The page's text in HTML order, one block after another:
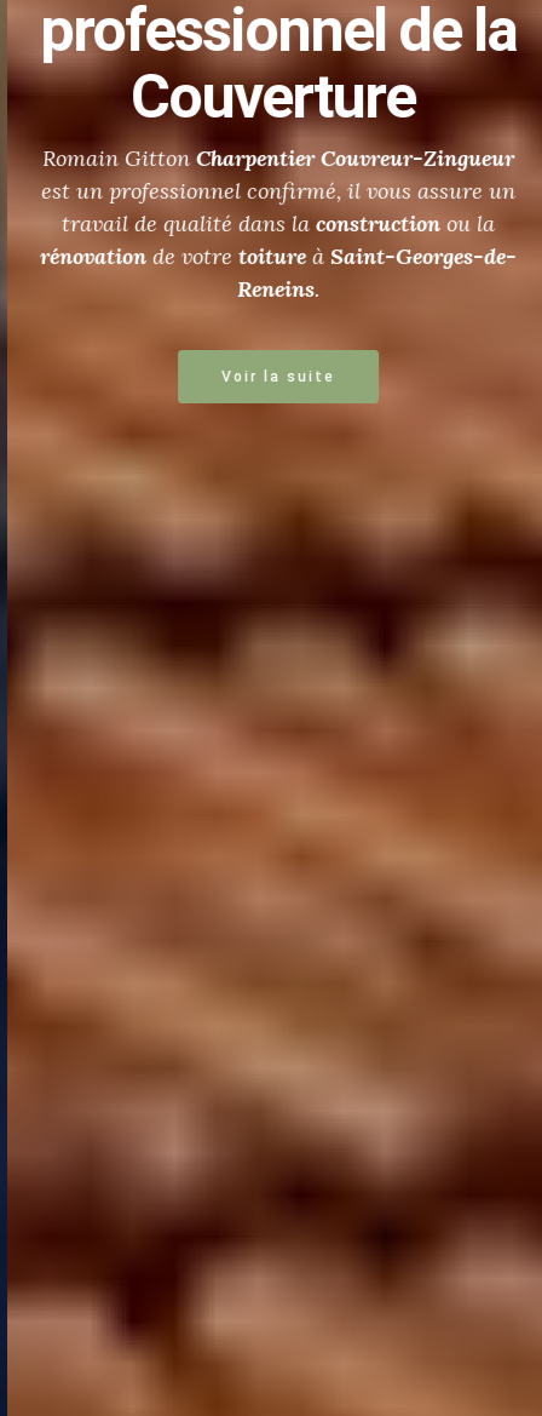
professionnel de la
Couverture
Romain GittonCharpentier Couvreur-Zingueur
est un professionnel confirmé, il vous assure un
travail de qualité dans laconstructionou la
rénovationde votre toitureàSaint-Georges-de-
Reneins.
Voir la suite